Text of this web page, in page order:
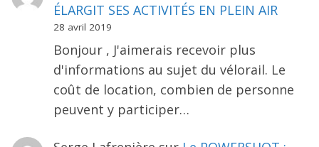
ÉLARGIT SES ACTIVITÉS EN PLEIN AIR
28 avril 2019
Bonjour , J'aimerais recevoir plus
d'informations au sujet du vélorail. Le
coût de location, combien de personne
peuvent y participer…